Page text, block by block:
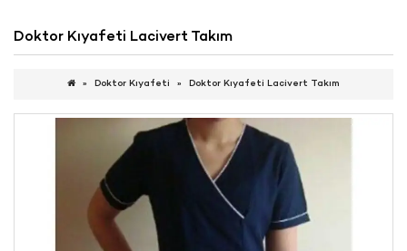
Doktor Kıyafeti Lacivert Takım
Doktor Kıyafeti Doktor Kıyafeti Lacivert Takım